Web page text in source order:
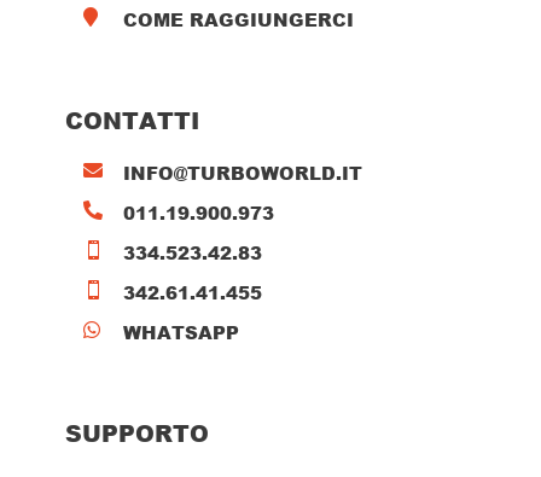
 COME RAGGIUNGERCI
CONTATTI
 INFO@TURBOWORLD.IT
 011.19.900.973
 334.523.42.83
 342.61.41.455
 WHATSAPP
SUPPORTO